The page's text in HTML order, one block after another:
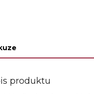
produktu